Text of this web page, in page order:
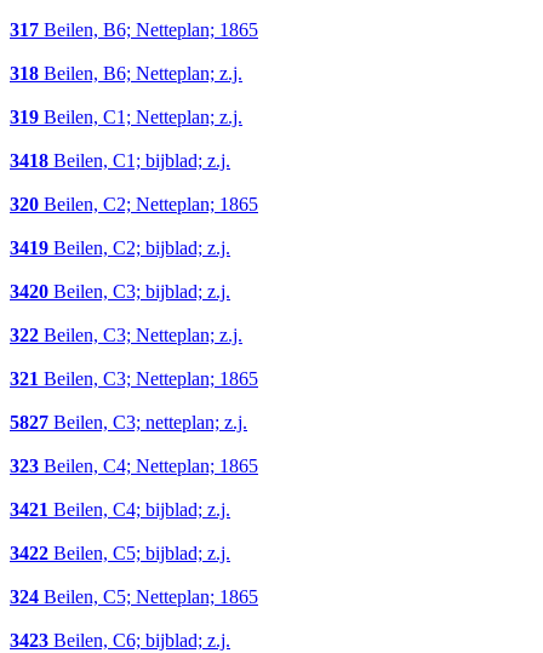
317 Beilen, B6; Netteplan; 1865
318 Beilen, B6; Netteplan; z.j.
319 Beilen, C1; Netteplan; z.j.
3418 Beilen, C1; bijblad; z.j.
320 Beilen, C2; Netteplan; 1865
3419 Beilen, C2; bijblad; z.j.
3420 Beilen, C3; bijblad; z.j.
322 Beilen, C3; Netteplan; z.j.
321 Beilen, C3; Netteplan; 1865
5827 Beilen, C3; netteplan; z.j.
323 Beilen, C4; Netteplan; 1865
3421 Beilen, C4; bijblad; z.j.
3422 Beilen, C5; bijblad; z.j.
324 Beilen, C5; Netteplan; 1865
3423 Beilen, C6; bijblad; z.j.